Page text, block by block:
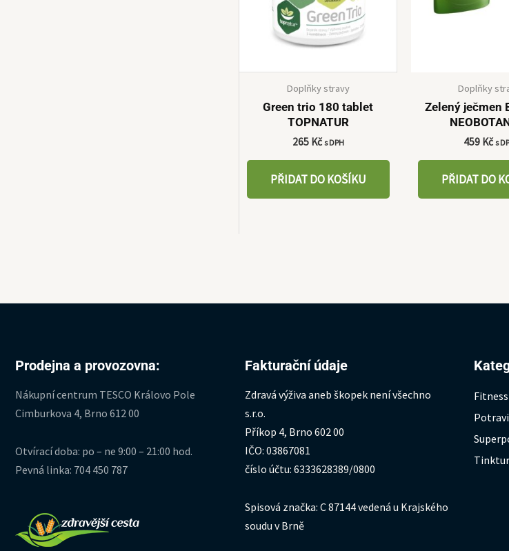
Doplňky stravy
Green trio 180 tablet
TOPNATUR
265 Kč s DPH
PŘIDAT DO KOŠÍKU
Doplňky
Zelený ječmen
459 Kč s
PŘIDAT DO
Prodejna a provozovna:
Nákupní centrum TESCO Královo Pole
Cimburkova 4, Brno 612 00
Otvírací doba: po – ne 9:00 – 21:00 hod.
Pevná linka: 704 450 787
Fakturační údaje
Zdravá výživa aneb škopek není všechno
s.r.o.
Příkop 4, Brno 602 00
IČO: 03867081
číslo účtu: 6333628389/0800
Spisová značka: C 87144 vedená u Krajského
soudu v Brně